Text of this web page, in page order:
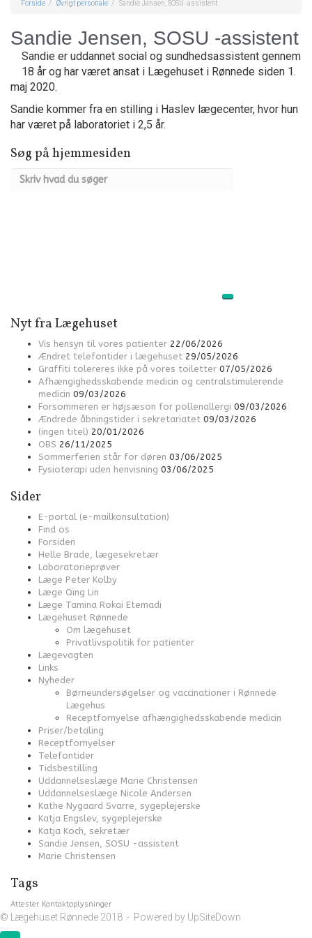
Forside Øvrigt personale Sandie Jensen, SOSU -assistent
Sandie Jensen, SOSU -assistent
Sandie er uddannet social og sundhedsassistent gennem
18 år og har været ansat i Lægehuset i Rønnede siden 1.
maj 2020.
Sandie kommer fra en stilling i Haslev lægecenter, hvor hun
har været på laboratoriet i 2,5 år.
Søg på hjemmesiden
Nyt fra Lægehuset
Vis hensyn til vores patienter 22/06/2026
Ændret telefontider i lægehuset 29/05/2026
Graffiti tolereres ikke på vores toiletter 07/05/2026
Afhængighedsskabende medicin og centralstimulerende
medicin 09/03/2026
Forsommeren er højsæson for pollenallergi 09/03/2026
Ændrede åbningstider i sekretariatet 09/03/2026
(ingen titel) 20/01/2026
OBS 26/11/2025
Sommerferien står for døren 03/06/2025
Fysioterapi uden henvisning 03/06/2025
Sider
E-portal (e-mailkonsultation)
Find os
Forsiden
Helle Brade, lægesekretær
Laboratorieprøver
Læge Peter Kolby
Læge Qing Lin
Læge Tamina Rokai Etemadi
Lægehuset Rønnede
Om lægehuset
Privatlivspolitik for patienter
Lægevagten
Links
Nyheder
Børneundersøgelser og vaccinationer i Rønnede
Lægehus
Receptfornyelse afhængighedsskabende medicin
Priser/betaling
Receptfornyelser
Telefontider
Tidsbestilling
Uddannelseslæge Marie Christensen
Uddannelseslæge Nicole Andersen
Kathe Nygaard Svarre, sygeplejerske
Katja Engslev, sygeplejerske
Katja Koch, sekretær
Sandie Jensen, SOSU -assistent
Marie Christensen
Tags
Attester Kontaktoplysninger
© Lægehuset Rønnede 2018 - Powered by UpSiteDown